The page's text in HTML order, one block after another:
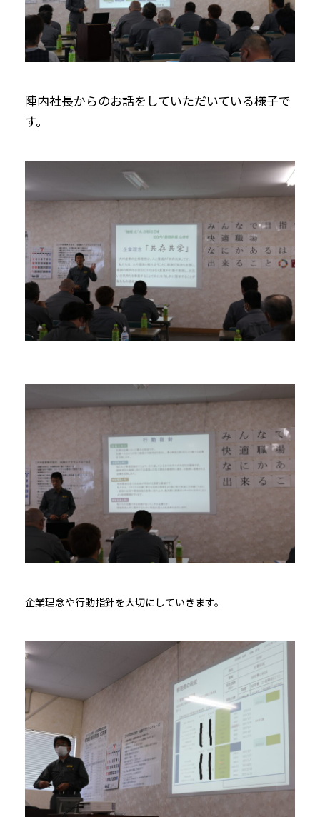
陣内社長からのお話をしていただいている様子で
す。
企業理念や行動指針を大切にしていきます。